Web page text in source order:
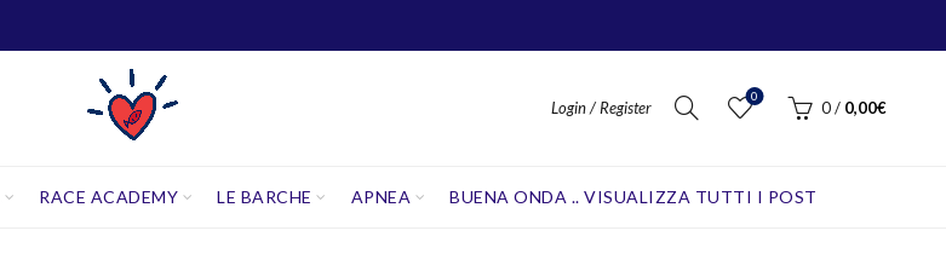
Login / Register
0
0 / 0,00€
RACE ACADEMY LE BARCHE APNEA BUENA ONDA .. VISUALIZZA TUTTI I POST